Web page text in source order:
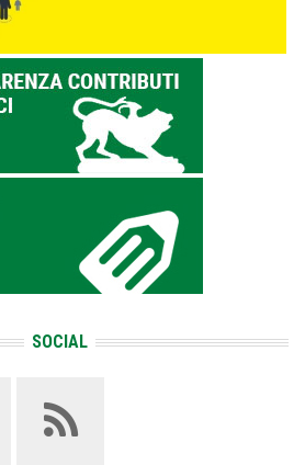
SOCIAL